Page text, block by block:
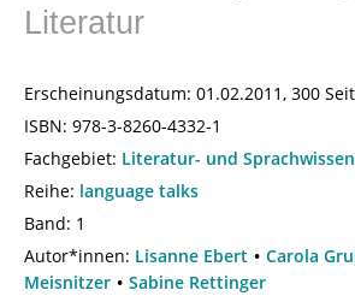
Literatur
Erscheinungsdatum: 01.02.2011, 300
ISBN: 978-3-8260-4332-1
Fachgebiet: Literatur- und
Reihe: language talks
Band: 1
Autor*innen: Lisanne Ebert Carola
Meisnitzer
Sabine Rettinger